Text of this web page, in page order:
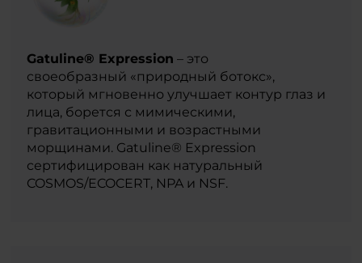
Gatuline® Expression – это
своеобразный «природный ботокс»,
который мгновенно улучшает контур глаз и
лица, борется с мимическими,
гравитационными и возрастными
морщинами. Gatuline® Expression
сертифицирован как натуральный
COSMOS/ECOCERT, NPA и NSF.